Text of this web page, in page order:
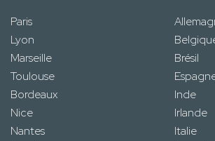
Paris
Lyon
Marseille
Toulouse
Bordeaux
Nice
Nantes
Brésil
Inde
Irlande
Italie